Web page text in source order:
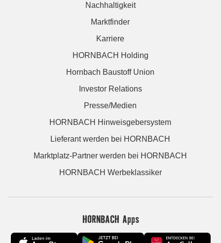
Nachhaltigkeit
Marktfinder
Karriere
HORNBACH Holding
Hornbach Baustoff Union
Investor Relations
Presse/Medien
HORNBACH Hinweisgebersystem
Lieferant werden bei HORNBACH
Marktplatz-Partner werden bei HORNBACH
HORNBACH Werbeklassiker
HORNBACH Apps